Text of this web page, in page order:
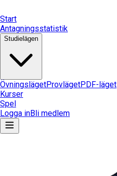
Start
Antagningsstatistik
Studielägen
ÖvningslägetProvlägetPDF-läget
Kurser
Spel
Logga inBli medlem